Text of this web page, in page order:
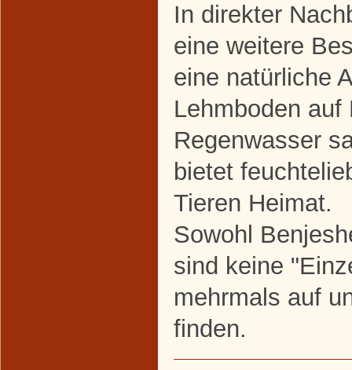
In direkter
eine weitere
eine natürliche
Lehmboden auf
Regenwasser
bietet
Tieren Heimat.
Sowohl
sind keine
mehrmals auf
finden.